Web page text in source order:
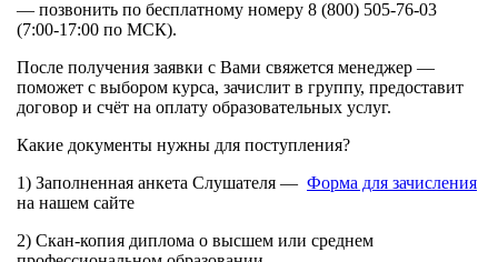
— позвонить по бесплатному номеру 8 (800) 505-76-03
(7:00-17:00 по МСК).
После получения заявки с Вами свяжется менеджер —
поможет с выбором курса, зачислит в группу, предоставит
договор и счёт на оплату образовательных услуг.
Какие документы нужны для поступления?
1) Заполненная анкета Слушателя — Форма для зачисления
на нашем сайте
2) Скан-копия диплома о высшем или среднем